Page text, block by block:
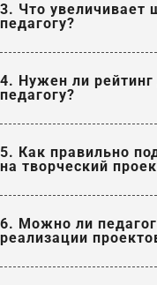
3. Что увеличивает
педагогу?
4. Нужен ли рейтинг
педагогу?
5. Как правильно
на творческий
6. Можно ли
реализации